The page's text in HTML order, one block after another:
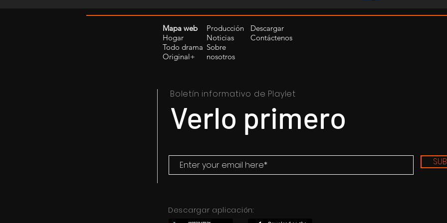
Mapa web
Hogar
Todo drama
Original+
Producción
Noticias
Sobre
nosotros
Descargar
Contáctenos
Boletín informativo de Playlet
Verlo primero
Descargar aplicación: